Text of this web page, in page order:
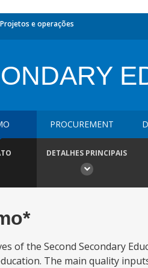
Projetos e operações
PROCUREMENT
DETALHES PRINCIPAIS
of the Second Secondary
The main quality